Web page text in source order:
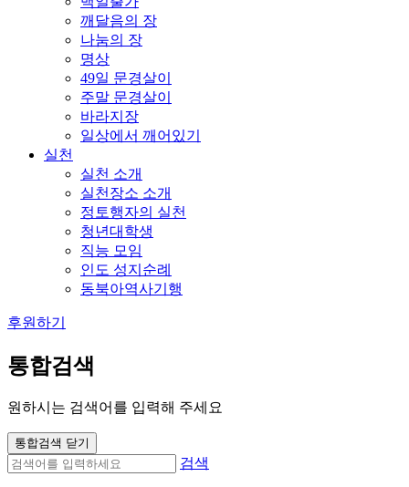
깨달음의 장
나눔의 장
명상
49일 문경살이
주말 문경살이
바라지장
일상에서 깨어있기
실천
실천 소개
실천장소 소개
정토행자의 실천
청년대학생
직능 모임
인도 성지순례
동북아역사기행
후원하기
통합검색
원하시는 검색어를 입력해 주세요
통합검색 닫기
검색